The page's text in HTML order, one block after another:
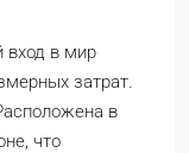
вход в мир
затрат.
в
что